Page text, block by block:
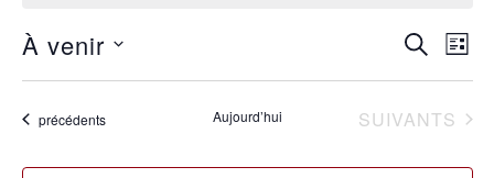
et
de
de
LISTE
À venir
une
Évènements
précédents Aujourd’hui ÉVÈNEMENTS
SUIVANTS